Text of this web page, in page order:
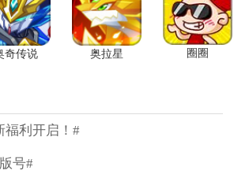
奇传说 奥拉星 圈圈
福利开启！#
号#